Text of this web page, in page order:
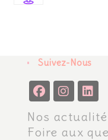
Suivez-Nous
Nos
Foire aux